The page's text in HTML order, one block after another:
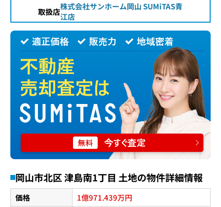
取扱店株式会社サンホーム岡山 SUMiTAS青
江店
岡山市北区 津島南1丁目 土地の物件詳細情報
価格 1億971.439万円